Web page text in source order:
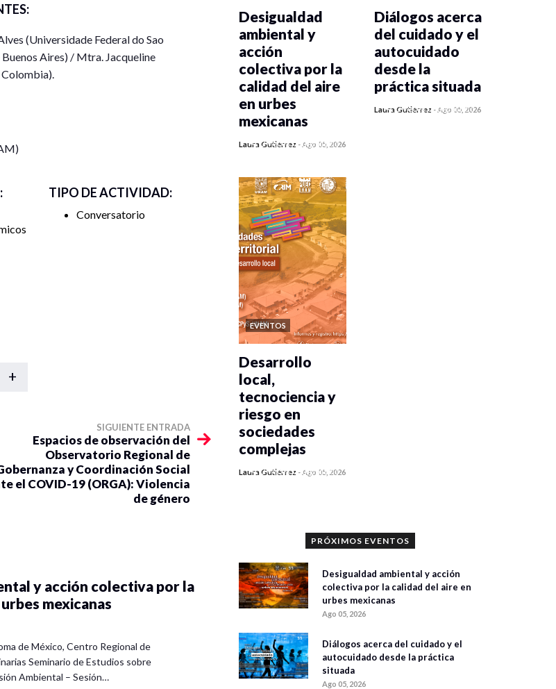
(Universidade Federal do Sao
Aires) / Mtra. Jacqueline
TIPO DE ACTIVIDAD:
Conversatorio
+
SIGUIENTE ENTRADA
Espacios de observación del
Observatorio Regional de
y Coordinación Social
el COVID-19 (ORGA): Violencia
de género
y acción colectiva por la
mexicanas
de México, Centro Regional de
Seminario de Estudios sobre
Ambiental – Sesión…
0 veces compartido
Desigualdad
ambiental y
acción
colectiva por la
calidad del aire
en urbes
mexicanas
Laura Gutiérrez -Ago 05, 2026
0 veces compartido
Diálogos acerca
del cuidado y el
autocuidado
desde la
práctica situada
Laura Gutiérrez -Ago 05, 2026
EVENTOS
0 veces compartido
Desarrollo
local,
tecnociencia y
riesgo en
sociedades
complejas
Laura Gutiérrez -Ago 05, 2026
PRÓXIMOS EVENTOS
Desigualdad ambiental y acción
colectiva por la calidad del aire en
urbes mexicanas
Ago 05, 2026
Diálogos acerca del cuidado y el
autocuidado desde la práctica
situada
Ago 05, 2026